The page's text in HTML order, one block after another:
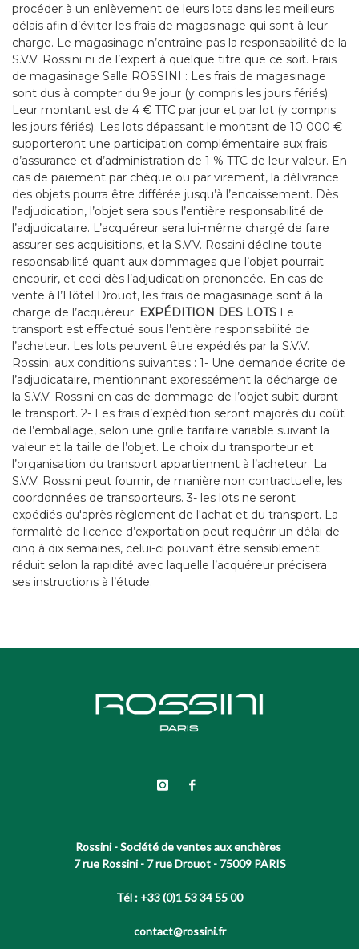
procéder à un enlèvement de leurs lots dans les meilleurs
délais afin d’éviter les frais de magasinage qui sont à leur
charge. Le magasinage n’entraîne pas la responsabilité de la
S.V.V. Rossini ni de l’expert à quelque titre que ce soit. Frais
de magasinage Salle ROSSINI : Les frais de magasinage
sont dus à compter du 9e jour (y compris les jours fériés).
Leur montant est de 4 € TTC par jour et par lot (y compris
les jours fériés). Les lots dépassant le montant de 10 000 €
supporteront une participation complémentaire aux frais
d’assurance et d’administration de 1 % TTC de leur valeur. En
cas de paiement par chèque ou par virement, la délivrance
des objets pourra être différée jusqu’à l’encaissement. Dès
l’adjudication, l’objet sera sous l’entière responsabilité de
l’adjudicataire. L’acquéreur sera lui-même chargé de faire
assurer ses acquisitions, et la S.V.V. Rossini décline toute
responsabilité quant aux dommages que l’objet pourrait
encourir, et ceci dès l’adjudication prononcée. En cas de
vente à l’Hôtel Drouot, les frais de magasinage sont à la
charge de l’acquéreur. EXPÉDITION DES LOTS Le
transport est effectué sous l’entière responsabilité de
l’acheteur. Les lots peuvent être expédiés par la S.V.V.
Rossini aux conditions suivantes : 1- Une demande écrite de
l’adjudicataire, mentionnant expressément la décharge de
la S.V.V. Rossini en cas de dommage de l’objet subit durant
le transport. 2- Les frais d’expédition seront majorés du coût
de l’emballage, selon une grille tarifaire variable suivant la
valeur et la taille de l’objet. Le choix du transporteur et
l’organisation du transport appartiennent à l’acheteur. La
S.V.V. Rossini peut fournir, de manière non contractuelle, les
coordonnées de transporteurs. 3- les lots ne seront
expédiés qu'après règlement de l'achat et du transport. La
formalité de licence d’exportation peut requérir un délai de
cinq à dix semaines, celui-ci pouvant être sensiblement
réduit selon la rapidité avec laquelle l’acquéreur précisera
ses instructions à l’étude.
Rossini - Société de ventes aux enchères
7 rue Rossini - 7 rue Drouot - 75009 PARIS
Tél : +33 (0)1 53 34 55 00
contact@rossini.fr